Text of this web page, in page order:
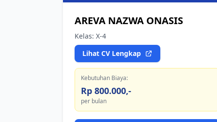
AREVA NAZWA ONASIS
Kelas: X-4
Lihat CV Lengkap
Kebutuhan Biaya:
Rp 800.000,-
per bulan